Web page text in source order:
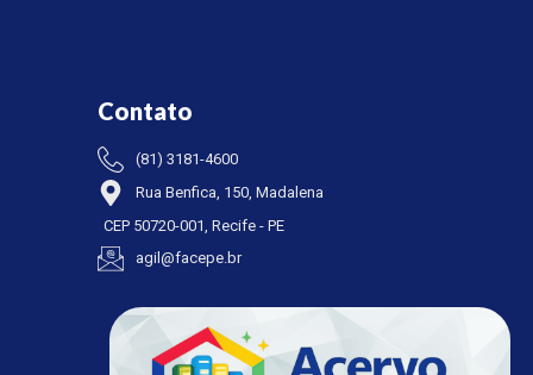
Contato
(81) 3181-4600
Rua Benfica, 150, Madalena
CEP 50720-001, Recife - PE
agil@facepe.br